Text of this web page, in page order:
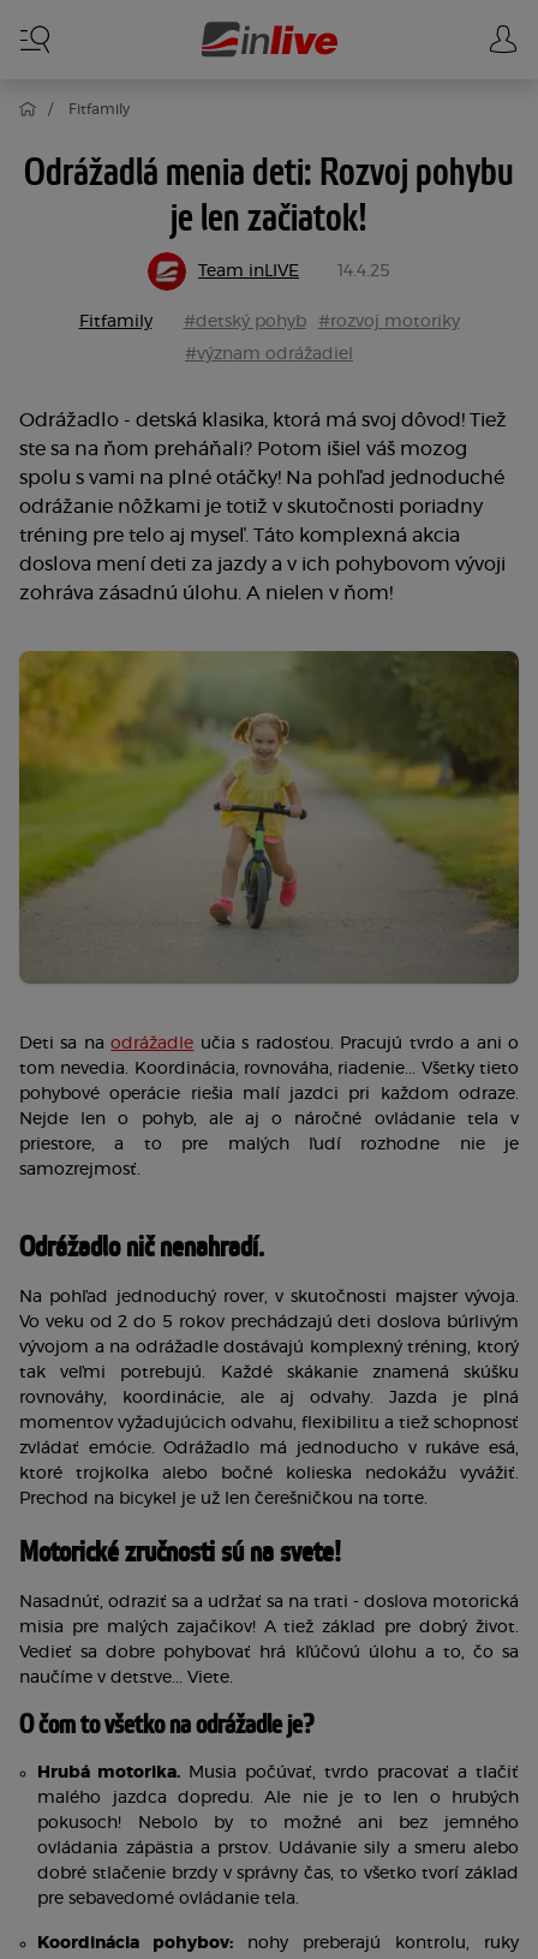
Fitfamily
Odrážadlá menia deti: Rozvoj pohybu
je len začiatok!
Team inLIVE 14.4.25
Fitfamily #detský pohyb
#rozvoj motoriky
#význam odrážadiel
Odrážadlo - detská klasika, ktorá má svoj dôvod! Tiež
ste sa na ňom preháňali? Potom išiel váš mozog
spolu s vami na plné otáčky! Na pohľad jednoduché
odrážanie nôžkami je totiž v skutočnosti poriadny
tréning pre telo aj myseľ. Táto komplexná akcia
doslova mení deti za jazdy a v ich pohybovom vývoji
zohráva zásadnú úlohu. A nielen v ňom!
Deti sa na odrážadle učia s radosťou. Pracujú tvrdo a ani o
tom nevedia. Koordinácia, rovnováha, riadenie... Všetky tieto
pohybové operácie riešia malí jazdci pri každom odraze.
Nejde len o pohyb, ale aj o náročné ovládanie tela v
priestore, a to pre malých ľudí rozhodne nie je
samozrejmosť.
Odrážadlo nič nenahradí.
Na pohľad jednoduchý rover, v skutočnosti majster vývoja.
Vo veku od 2 do 5 rokov prechádzajú deti doslova búrlivým
vývojom a na odrážadle dostávajú komplexný tréning, ktorý
tak veľmi potrebujú. Každé skákanie znamená skúšku
rovnováhy, koordinácie, ale aj odvahy. Jazda je plná
momentov vyžadujúcich odvahu, flexibilitu a tiež schopnosť
zvládať emócie. Odrážadlo má jednoducho v rukáve esá,
ktoré trojkolka alebo bočné kolieska nedokážu vyvážiť.
Prechod na bicykel je už len čerešničkou na torte.
Motorické zručnosti sú na svete!
Nasadnúť, odraziť sa a udržať sa na trati - doslova motorická
misia pre malých zajačikov! A tiež základ pre dobrý život.
Vedieť sa dobre pohybovať hrá kľúčovú úlohu a to, čo sa
naučíme v detstve... Viete.
O čom to všetko na odrážadle je?
Hrubá motorika. Musia počúvať, tvrdo pracovať a tlačiť
malého jazdca dopredu. Ale nie je to len o hrubých
pokusoch! Nebolo by to možné ani bez jemného
ovládania zápästia a prstov. Udávanie sily a smeru alebo
dobré stlačenie brzdy v správny čas, to všetko tvorí základ
pre sebavedomé ovládanie tela.
Koordinácia pohybov: nohy preberajú kontrolu, ruky